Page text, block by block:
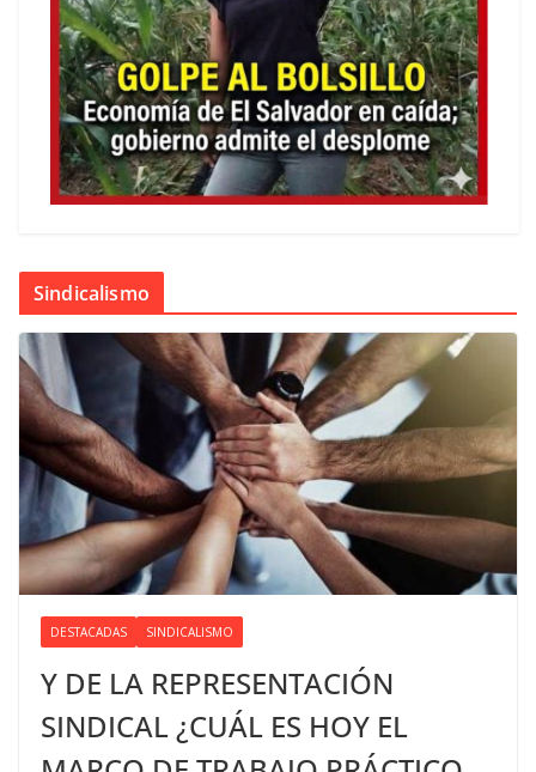
Sindicalismo
DESTACADAS SINDICALISMO
Y DE LA REPRESENTACIÓN
SINDICAL ¿CUÁL ES HOY EL